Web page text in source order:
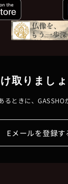
取りましょ
るときに、GASSHO
Eメールを登録す